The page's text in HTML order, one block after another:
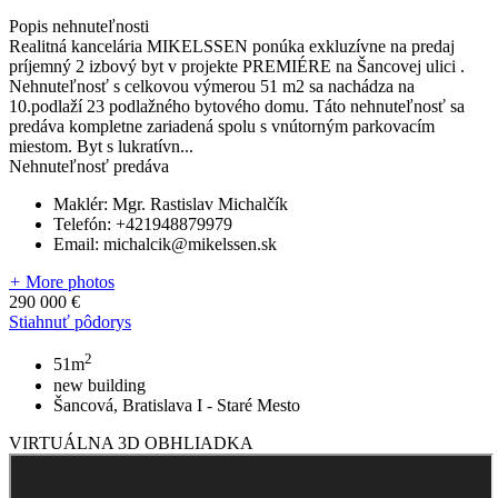
Popis nehnuteľnosti
Realitná kancelária MIKELSSEN ponúka exkluzívne na predaj
príjemný 2 izbový byt v projekte PREMIÉRE na Šancovej ulici .
Nehnuteľnosť s celkovou výmerou 51 m2 sa nachádza na
10.podlaží 23 podlažného bytového domu. Táto nehnuteľnosť sa
predáva kompletne zariadená spolu s vnútorným parkovacím
miestom. Byt s lukratívn...
Nehnuteľnosť predáva
Maklér: Mgr. Rastislav Michalčík
Telefón: +421948879979
Email: michalcik@mikelssen.sk
+ More photos
290 000 €
Stiahnuť pôdorys
51m2
new building
Šancová, Bratislava I - Staré Mesto
VIRTUÁLNA 3D OBHLIADKA